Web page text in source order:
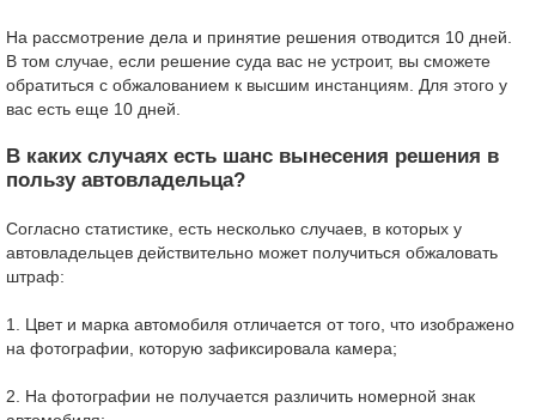
На рассмотрение дела и принятие решения отводится 10 дней.
В том случае, если решение суда вас не устроит, вы сможете
обратиться с обжалованием к высшим инстанциям. Для этого у
вас есть еще 10 дней.
В каких случаях есть шанс вынесения решения в
пользу автовладельца?
Согласно статистике, есть несколько случаев, в которых у
автовладельцев действительно может получиться обжаловать
штраф:
1. Цвет и марка автомобиля отличается от того, что изображено
на фотографии, которую зафиксировала камера;
2. На фотографии не получается различить номерной знак